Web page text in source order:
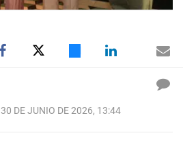
30 DE JUNIO DE 2026, 13:44